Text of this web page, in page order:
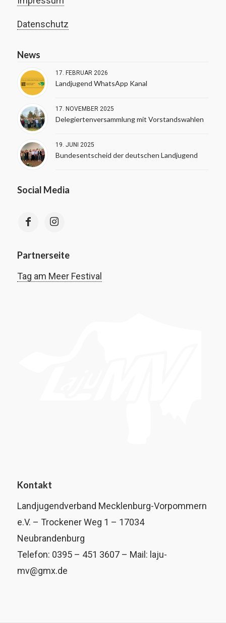
Datenschutz
News
17. FEBRUAR 2026
Landjugend WhatsApp Kanal
17. NOVEMBER 2025
Delegiertenversammlung mit Vorstandswahlen
19. JUNI 2025
Bundesentscheid der deutschen Landjugend
Social Media
Partnerseite
Tag am Meer Festival
Kontakt
Landjugendverband Mecklenburg-Vorpommern
e.V. – Trockener Weg 1 – 17034
Neubrandenburg
Telefon: 0395 – 451 3607 – Mail: laju-
mv@gmx.de